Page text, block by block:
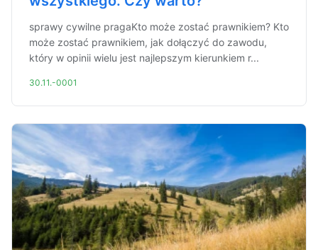
sprawy cywilne pragaKto może zostać prawnikiem? Kto
może zostać prawnikiem, jak dołączyć do zawodu,
który w opinii wielu jest najlepszym kierunkiem r...
30.11.-0001